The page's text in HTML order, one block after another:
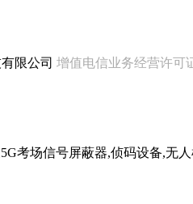
限公司 增值电信业务经营许可
考场信号屏蔽器,侦码设备,无